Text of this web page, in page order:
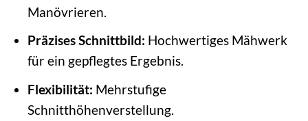
Manövrieren.
Präzises Schnittbild: Hochwertiges Mähwerk
für ein gepflegtes Ergebnis.
Flexibilität: Mehrstufige
Schnitthöhenverstellung.